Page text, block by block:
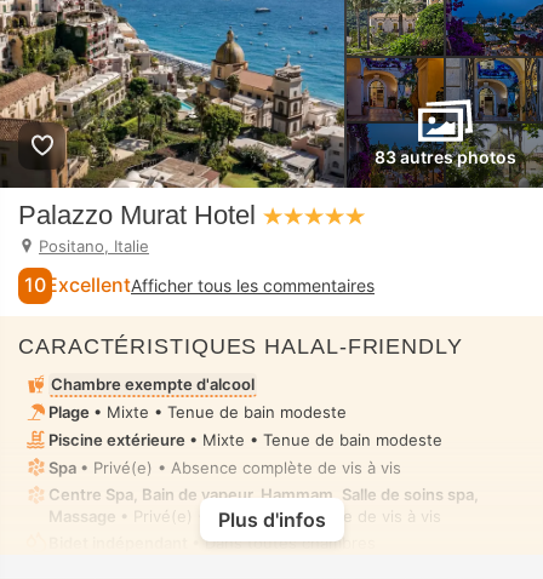
83 autres photos
Palazzo Murat Hotel
Positano, Italie
10 ExcellentAfficher tous les commentaires
CARACTÉRISTIQUES HALAL-FRIENDLY
Chambre exempte d'alcool
Plage • Mixte • Tenue de bain modeste
Piscine extérieure • Mixte • Tenue de bain modeste
Spa • Privé(e) • Absence complète de vis à vis
Centre Spa, Bain de vapeur, Hammam, Salle de soins spa,
Massage • Privé(e) • Absence complète de vis à vis
• Dans toutes chambres
Plus d'infos